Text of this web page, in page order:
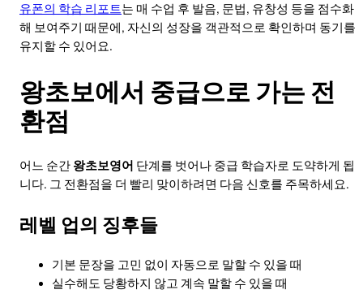
유폰의 학습 리포트는 매 수업 후 발음, 문법, 유창성 등을 점수화
해 보여주기 때문에, 자신의 성장을 객관적으로 확인하며 동기를
유지할 수 있어요.
왕초보에서 중급으로 가는 전
환점
어느 순간 왕초보영어 단계를 벗어나 중급 학습자로 도약하게 됩
니다. 그 전환점을 더 빨리 맞이하려면 다음 신호를 주목하세요.
레벨 업의 징후들
기본 문장을 고민 없이 자동으로 말할 수 있을 때
실수해도 당황하지 않고 계속 말할 수 있을 때